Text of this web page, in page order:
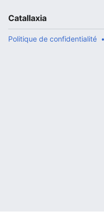
Catallaxia
Politique de confidentialité